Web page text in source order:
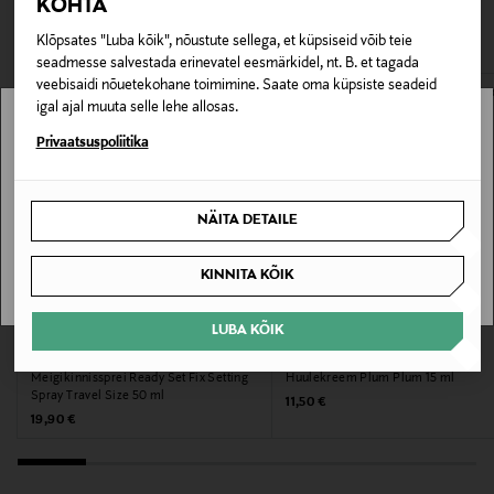
KOHTA
Klõpsates "Luba kõik", nõustute sellega, et küpsiseid võib teie
seadmesse salvestada erinevatel eesmärkidel, nt. B. et tagada
veebisaidi nõuetekohane toimimine. Saate oma küpsiste seadeid
igal ajal muuta selle lehe allosas.
Privaatsuspoliitika
NÄITA DETAILE
KINNITA KÕIK
LUBA KÕIK
172855699
Värv
NOCOL
Suurus
Tootjamaa
Valmistaja tootenumber
BROWLASH400
Tootja
Oy StoneAnt Ltd
pakendis kosmeetika- ja loodustooted peavad olema
avamata originaalpakendis.
VAATASID KA
Meigikinnissprei Ready Set Fix Setting
Spray Travel Size 50 ml
Original Price
19,90 €
Huulekreem Plum Plum 15 ml
Original Price
11,50 €
Stockmann pole Sinu riigis saadaval.
SAAN ARU